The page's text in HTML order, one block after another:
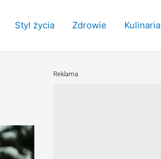
Styl życia Zdrowie Kulinaria
Reklama